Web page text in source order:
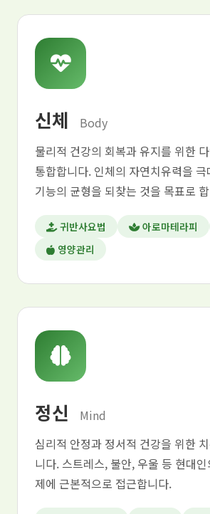
신체
Body
물리적 건강의 회복과 유지를 위한
통합합니다. 인체의 자연치유력을
기능의 균형을 되찾는 것을 목표로
귀반사요법 아로마테라피
영양관리
정신
Mind
심리적 안정과 정서적 건강을 위한
니다. 스트레스, 불안, 우울 등 현대
제에 근본적으로 접근합니다.